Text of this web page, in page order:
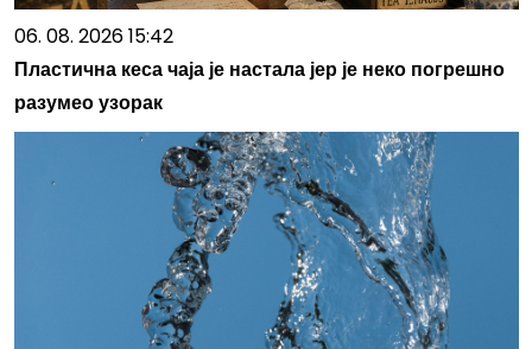
06. 08. 2026 15:42
Пластична кеса чаја је настала јер је неко погрешно
разумео узорак